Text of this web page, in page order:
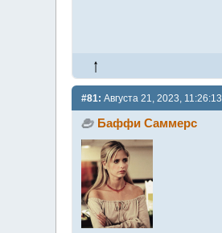
#81: Августа 21, 2023, 11:26:13
Баффи Саммерс